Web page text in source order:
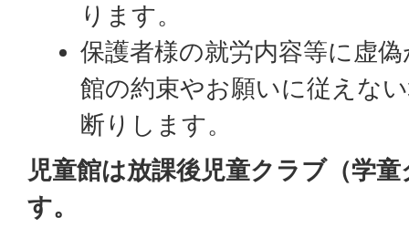
ります。
保護者様の就労内容等に虚
館の約束やお願いに従えな
断りします。
児童館は放課後児童クラブ（学
す。